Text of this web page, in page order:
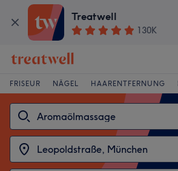
Treatwell
130K
FRISEUR NÄGEL HAARENTFERNUNG